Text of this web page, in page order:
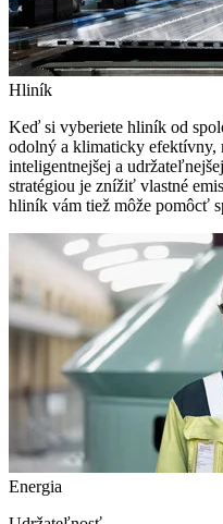
Hliník
Keď si vyberiete hliník od
odolný a klimaticky efektívny,
inteligentnejšej a
stratégiou je znížiť vlastné
hliník vám tiež môže pomôcť
Energia